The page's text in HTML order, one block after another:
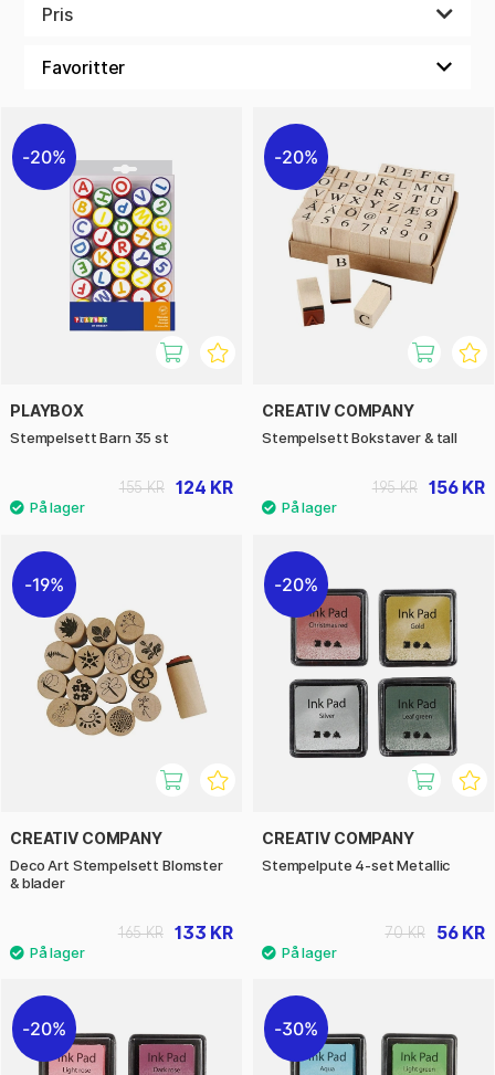
utvikling.
aldre!
Pris
20%
PLAYBOX
Stempelsett Barn 35 st
124 KR
155 KR
20%
CREATIV COMPANY
Stempelsett Bokstaver & tall
156 KR
195 KR
19%
CREATIV COMPANY
Deco Art Stempelsett Blomster
& blader
133 KR
165 KR
20%
CREATIV COMPANY
Stempelpute 4-set Metallic
56 KR
70 KR
20% 30%